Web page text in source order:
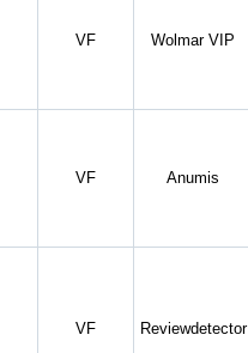
VF Wolmar VIP
VF Anumis
VF Reviewdetector